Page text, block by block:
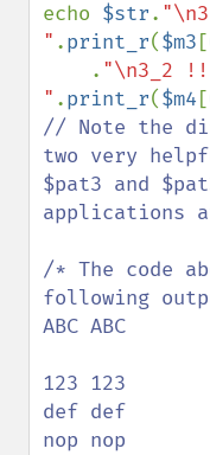
echo $str.
" .print_r($m3 [
    .
"\n3_2
" .print_r($m4 [
// Note the
two very
$pat3 and
applications
/* The code
following
ABC ABC
123 123
def def
nop nop